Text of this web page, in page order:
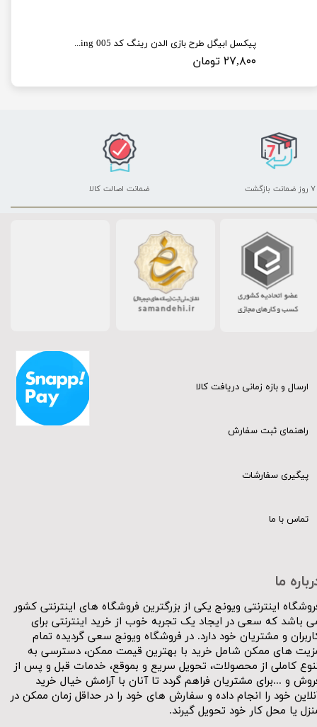
پیکسل ابیگل طرح بازی الدن رینگ کد elden ring 005
۲۷,۸۰۰ تومان
ما
اینترنتی ویونج یکی از بزرگترین فروشگاه های اینترنتی کشور
باشد که سعی در ایجاد یک تجربه خوب از خرید اینترنتی برای
و مشتریان خود دارد. در فروشگاه ویونج سعی گردیده تمام
های ممکن شامل خرید با بهترین قیمت ممکن، دسترسی به
کاملی از محصولات، تحویل سریع و بموقع، خدمات قبل و پس از
و ...برای مشتریان فراهم گردد تا آنان با آرامش خیال خرید
خود را انجام داده و سفارش های خود را در حداقل زمان ممکن در
یا محل کار خود تحویل گیرند.​​​​​​​
ارسال و بازه زمانی دریافت کالا
راهنمای ثبت سفارش
پیگیری سفارشات
تماس با ما
۷ روز ضمانت بازگشت ضمانت اصالت کالا